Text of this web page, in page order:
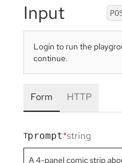
Input
Login to run the
continue.
Form HTTP
Tprompt*string